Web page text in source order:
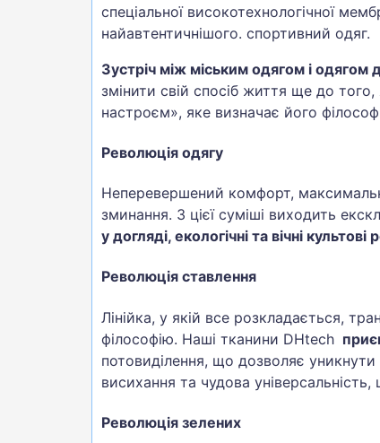
спеціальної високотехнологічної
найавтентичнішого. спортивний одяг.
Зустріч між міським одягом і
змінити свій спосіб життя ще до
настроєм», яке визначає його
Революція одягу
Неперевершений комфорт,
зминання. З цієї суміші виходить
у догляді, екологічні та вічні культові
Революція ставлення
Лінійка, у якій все розкладається,
філософію. Наші тканини DHtech
потовиділення, що дозволяє
висихання та чудова
Революція зелених